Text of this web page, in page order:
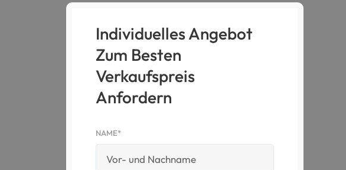
Individuelles Angebot
Zum Besten
Verkaufspreis
Anfordern
NAME*